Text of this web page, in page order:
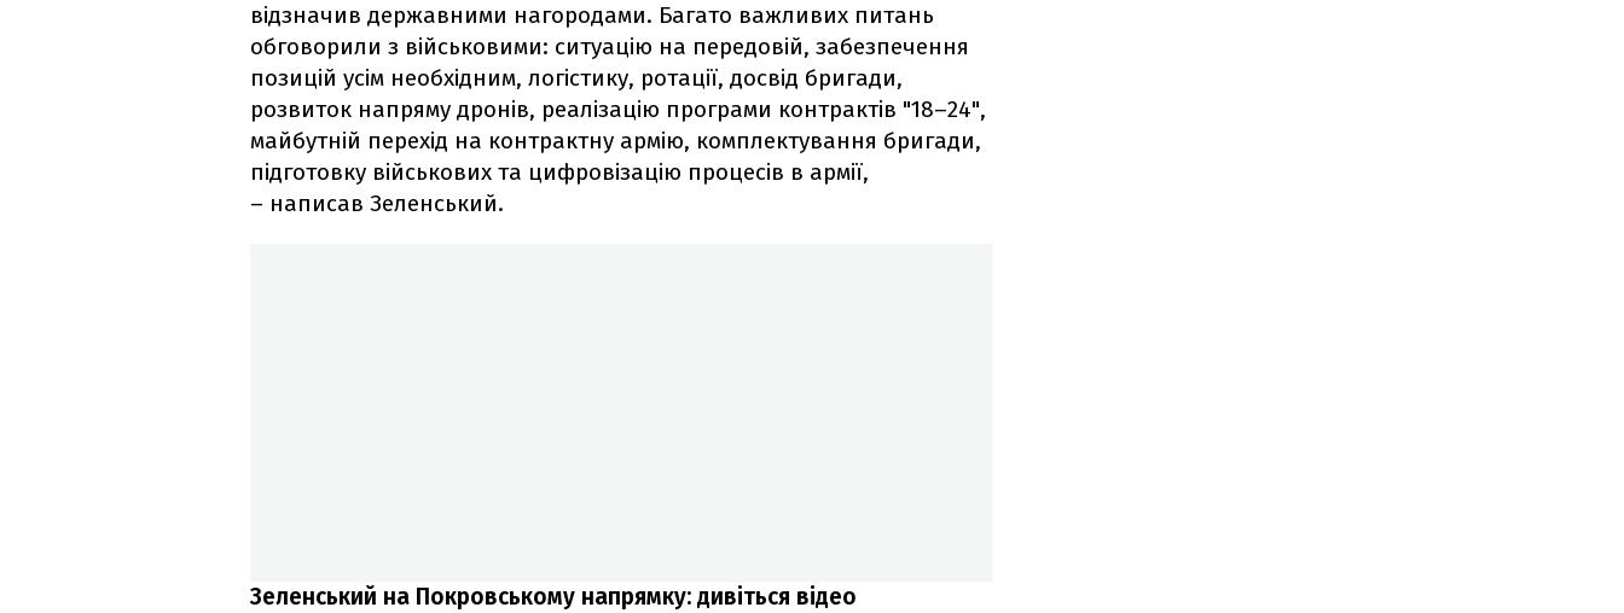
відзначив державними нагородами. Багато важливих питань
обговорили з військовими: ситуацію на передовій, забезпечення
позицій усім необхідним, логістику, ротації, досвід бригади,
розвиток напряму дронів, реалізацію програми контрактів "18–24",
майбутній перехід на контрактну армію, комплектування бригади,
підготовку військових та цифровізацію процесів в армії,
– написав Зеленський.
Зеленський на Покровському напрямку: дивіться відео